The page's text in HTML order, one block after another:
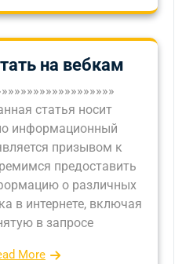
на вебкам
статья носит
информационный
призывом к
предоставить
о различных
в интернете, включая
в запросе
More